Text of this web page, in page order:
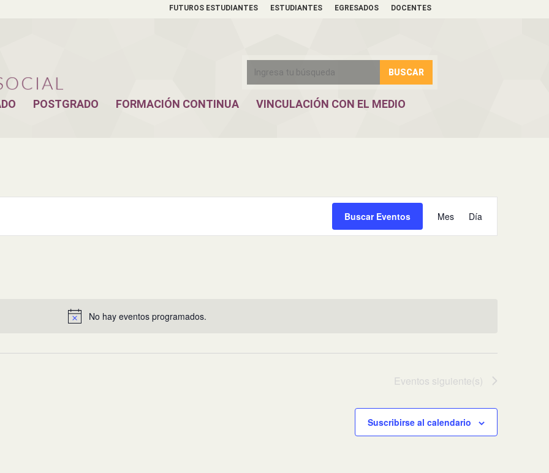
FUTUROS ESTUDIANTES ESTUDIANTES EGRESADOS DOCENTES
POSTGRADO FORMACIÓN CONTINUA
VINCULACIÓN CON EL MEDIO
No hay eventos programados.
Buscar Eventos
de
Mes Día
Eventos siguiente(s)
Suscribirse al calendario